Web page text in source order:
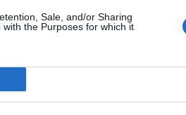
Sale, and/or Sharing
the Purposes for which it
των αεροσκαφών,
για τις ήδη
στα έργα. Και είναι
θα τονώσουν την